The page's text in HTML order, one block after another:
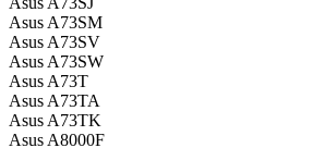
Asus A73SM
Asus A73SV
Asus A73SW
Asus A73T
Asus A73TA
Asus A73TK
Asus A8000F